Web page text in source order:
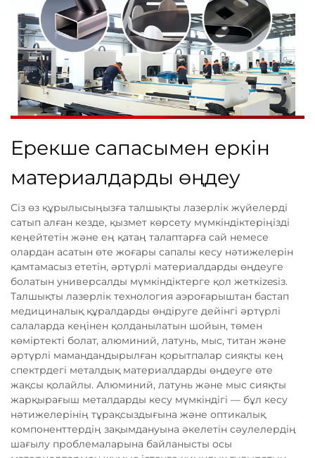
Ерекше сапасымен еркін
материалдарды өңдеу
Сіз өз құрылысыңызға талшықты лазерлік жүйелерді
сатып алған кезде, қызмет көрсету мүмкіндіктеріңізді
кеңейтетін және ең қатаң талаптарға сай немесе
олардан асатын өте жоғары сапалы кесу нәтижелерін
қамтамасыз ететін, әртүрлі материалдарды өңдеуге
болатын универсалды мүмкіндіктерге қол жеткіzesіз.
Талшықты лазерлік технология аэроғарыштан бастап
медициналық құралдарды өндіруге дейінгі әртүрлі
салаларда кеңінен қолданылатын шойын, төмен
көміртекті болат, алюминий, латунь, мыс, титан және
әртүрлі мамандандырылған қорытпалар сияқты кең
спектрдегі металдық материалдарды өңдеуге өте
жақсы қолайлы. Алюминий, латунь және мыс сияқты
жарқырағыш металдарды кесу мүмкіндігі — бұл кесу
нәтижелерінің тұрақсыздығына және оптикалық
компоненттердің зақымдануына әкелетін сәулелердің
шағылу проблемаларына байланысты осы